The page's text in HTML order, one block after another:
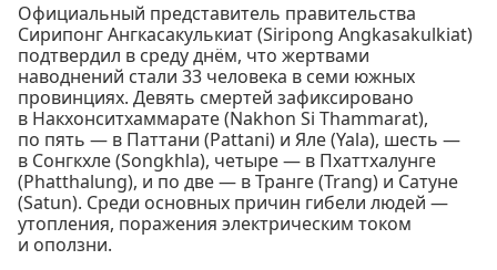
Официальный представитель правительства
Сирипонг Ангкасакулькиат (Siripong Angkasakulkiat)
подтвердил в среду днём, что жертвами
наводнений стали 33 человека в семи южных
провинциях. Девять смертей зафиксировано
в Накхонситхаммарате (Nakhon Si Thammarat),
по пять — в Паттани (Pattani) и Яле (Yala), шесть —
в Сонгкхле (Songkhla), четыре — в Пхаттхалунге
(Phatthalung), и по две — в Транге (Trang) и Сатуне
(Satun). Среди основных причин гибели людей —
утопления, поражения электрическим током
и оползни.